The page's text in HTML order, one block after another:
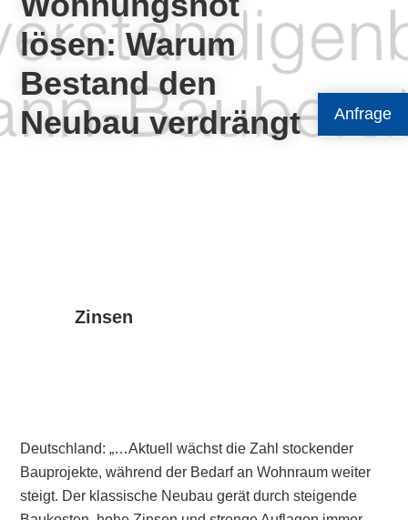
Anfrage
lösen: Warum
Bestand den
Neubau verdrängt
Zinsen
Deutschland: „…Aktuell wächst die Zahl stockender
Bauprojekte, während der Bedarf an Wohnraum weiter
steigt. Der klassische Neubau gerät durch steigende